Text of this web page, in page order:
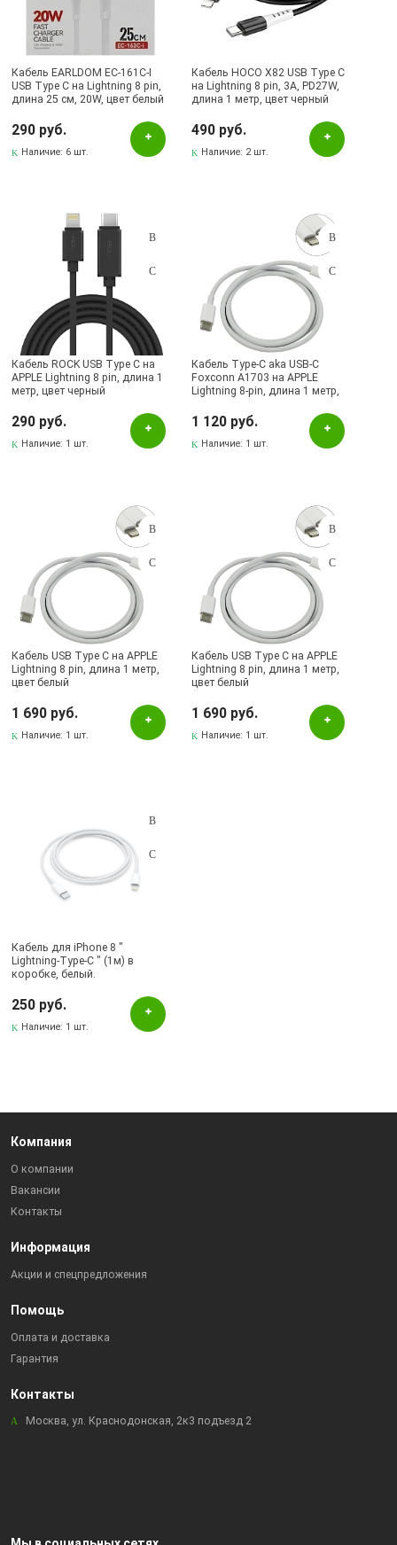
Кабель EARLDOM EC-161C-I
USB Type C на Lightning 8 pin,
длина 25 cм, 20W, цвет белый
290 руб.
Наличие: 6 шт.
Кабель HOCO X82 USB Type C
на Lightning 8 pin, 3A, PD27W,
длина 1 метр, цвет черный
490 руб.
Наличие: 2 шт.
Кабель ROCK USB Type C на
APPLE Lightning 8 pin, длина 1
метр, цвет черный
290 руб.
Наличие: 1 шт.
Кабель Type-C aka USB-C
Foxconn A1703 на APPLE
Lightning 8-pin, длина 1 метр,
1 120 руб.
Наличие: 1 шт.
Кабель USB Type C на APPLE
Lightning 8 pin, длина 1 метр,
цвет белый
1 690 руб.
Наличие: 1 шт.
Кабель USB Type C на APPLE
Lightning 8 pin, длина 1 метр,
цвет белый
1 690 руб.
Наличие: 1 шт.
Кабель для iPhone 8 "
Lightning-Type-C " (1м) в
коробке, белый.
250 руб.
Наличие: 1 шт.
Компания
О компании
Вакансии
Контакты
Информация
Акции и спецпредложения
Помощь
Оплата и доставка
Гарантия
Контакты
Москва, ул. Краснодонская, 2к3 подъезд 2